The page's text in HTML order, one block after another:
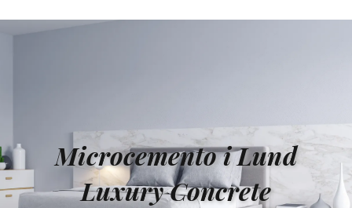
Microcemento i Lund
Luxury Concrete